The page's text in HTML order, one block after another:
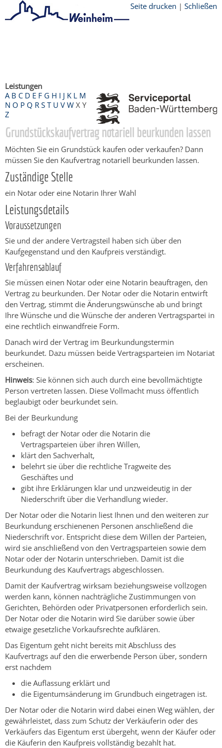
Seite drucken | Schließen
Leistungen
A B C D E F G H I J K L M
N O P Q R S T U V W X Y
Z
Grundstückskaufvertrag notariell beurkunden lassen
Möchten Sie ein Grundstück kaufen oder verkaufen? Dann
müssen Sie den Kaufvertrag notariell beurkunden lassen.
Zuständige Stelle
ein Notar oder eine Notarin Ihrer Wahl
Leistungsdetails
Voraussetzungen
Sie und der andere Vertragsteil haben sich über den
Kaufgegenstand und den Kaufpreis verständigt.
Verfahrensablauf
Sie müssen einen Notar oder eine Notarin beauftragen, den
Vertrag zu beurkunden. Der Notar oder die Notarin entwirft
den Vertrag, stimmt die Änderungswünsche ab und bringt
Ihre Wünsche und die Wünsche der anderen Vertragspartei in
eine rechtlich einwandfreie Form.
Danach wird der Vertrag im Beurkundungstermin
beurkundet. Dazu müssen beide Vertragsparteien im Notariat
erscheinen.
Hinweis: Sie können sich auch durch eine bevollmächtigte
Person vertreten lassen. Diese Vollmacht muss öffentlich
beglaubigt oder beurkundet sein.
Bei der Beurkundung
befragt der Notar oder die Notarin die
Vertragsparteien über ihren Willen,
klärt den Sachverhalt,
belehrt sie über die rechtliche Tragweite des
Geschäftes und
gibt ihre Erklärungen klar und unzweideutig in der
Niederschrift über die Verhandlung wieder.
Der Notar oder die Notarin liest Ihnen und den weiteren zur
Beurkundung erschienenen Personen anschließend die
Niederschrift vor. Entspricht diese dem Willen der Parteien,
wird sie anschließend von den Vertragsparteien sowie dem
Notar oder der Notarin unterschrieben. Damit ist die
Beurkundung des Kaufvertrags abgeschlossen.
Damit der Kaufvertrag wirksam beziehungsweise vollzogen
werden kann, können nachträgliche Zustimmungen von
Gerichten, Behörden oder Privatpersonen erforderlich sein.
Der Notar oder die Notarin wird Sie darüber sowie über
etwaige gesetzliche Vorkaufsrechte aufklären.
Das Eigentum geht nicht bereits mit Abschluss des
Kaufvertrags auf den die erwerbende Person über, sondern
erst nachdem
die Auflassung erklärt und
die Eigentumsänderung im Grundbuch eingetragen ist.
Der Notar oder die Notarin wird dabei einen Weg wählen, der
gewährleistet, dass zum Schutz der Verkäuferin oder des
Verkäufers das Eigentum erst übergeht, wenn der Käufer oder
die Käuferin den Kaufpreis vollständig bezahlt hat.